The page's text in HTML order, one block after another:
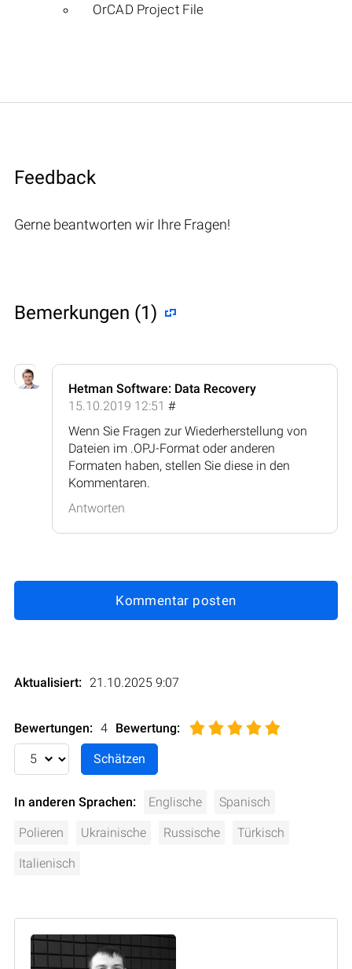
OrCAD Project File
Feedback
Gerne beantworten wir Ihre Fragen!
Bemerkungen (1)
Hetman Software: Data Recovery
15.10.2019 12:51 #
Wenn Sie Fragen zur Wiederherstellung von
Dateien im .OPJ-Format oder anderen
Formaten haben, stellen Sie diese in den
Kommentaren.
Antworten
Kommentar posten
Aktualisiert: 21.10.2025 9:07
Bewertungen: 4 Bewertung:
In anderen Sprachen: Englische Spanisch
Polieren Ukrainische Russische Türkisch
Italienisch